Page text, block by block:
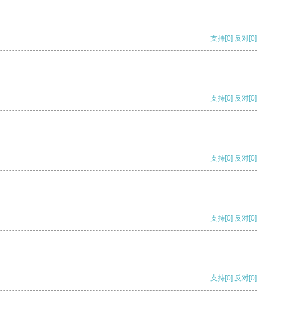
支持[0] 反对[0]
支持[0] 反对[0]
支持[0] 反对[0]
支持[0] 反对[0]
支持[0] 反对[0]